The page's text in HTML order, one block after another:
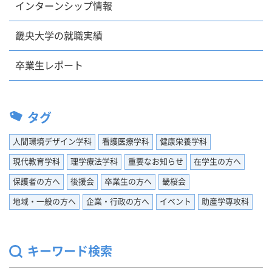
インターンシップ情報
畿央大学の就職実績
卒業生レポート
タグ
人間環境デザイン学科 看護医療学科 健康栄養学科
現代教育学科 理学療法学科 重要なお知らせ 在学生の方へ
保護者の方へ 後援会 卒業生の方へ 畿桜会
地域・一般の方へ 企業・行政の方へ イベント 助産学専攻科
キーワード検索